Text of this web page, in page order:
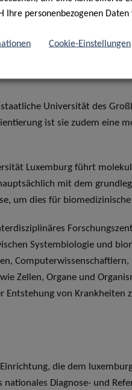
kombinieren Bildgebung,
zu beantworten.
Universität des
ist sie zudem eine
Luxemburg führt
mit dem
um dies für
Systembiologie und
Zellen, Organe und
von Krankheiten
die dem
Diagnose- und
Ihre personenbezogenen
Cookie-Einstellungen